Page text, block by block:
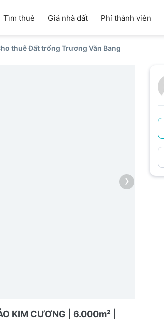
Tìm thuê Giá nhà đất Phí thành viên
thuê Đất trống Trương Văn Bang
›
KIM CƯƠNG | 6.000m² |